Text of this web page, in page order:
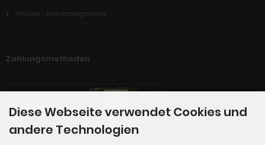
Affiliate - Partnerprogramme
Zahlungsmethoden
Diese Webseite verwendet Cookies und
andere Technologien